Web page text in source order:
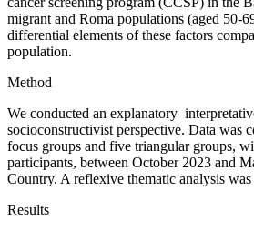
migrant and Roma populations (aged 50-
differential elements of these factors
population.
Method
We conducted an
socioconstructivist perspective. Data was
focus groups and five triangular groups,
participants, between October 2023 and
Country. A reflexive thematic analysis was
Results